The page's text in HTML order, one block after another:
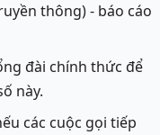
thông) - báo cáo
đài chính thức để
này.
các cuộc gọi tiếp